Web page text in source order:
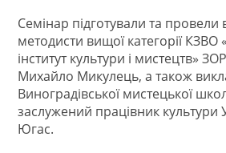
Семінар підготували та провели
методисти вищої категорії
інститут культури і мистецтв»
Михайло Микулець, а також
Виноградівської мистецької
заслужений працівник культури
Югас.